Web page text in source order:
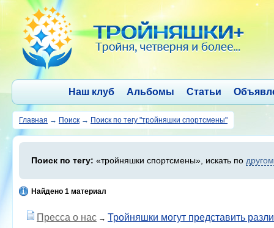
Наш клуб Альбомы Статьи
Главная → Поиск → Поиск по тегу "тройняшки спортсмены"
Поиск по тегу: «тройняшки спортсмены», искать по
Найдено 1 материал
Пресса о нас → Тройняшки могут представить